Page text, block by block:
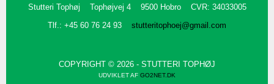
Stutteri Tophøj Tophøjvej 4 9500 Hobro
CVR: 34033005
Tlf.: +45 60 76 24 93
stutteritophoej@gmail.com
COPYRIGHT © 2026 - STUTTERI TOPHØJ
UDVIKLET AF GO2NET.DK